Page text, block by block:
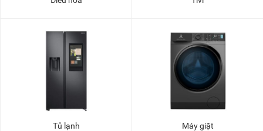
Tủ lạnh Máy giặt